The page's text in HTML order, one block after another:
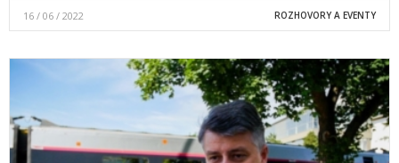
16 / 06 / 2022 ROZHOVORY A EVENTY